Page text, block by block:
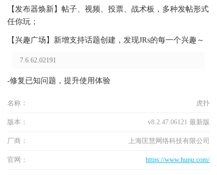
【发布器焕新】帖子、视频、投票、战术板，多种发帖形式
任你玩；
【兴趣广场】新增支持话题创建，发现JRs的每一个兴趣～
7.6.62.02191
-修复已知问题，提升使用体验
名称： 虎扑
版本： v8.2.47.06121 最新版
厂商： 上海匡慧网络科技有限公司
官网： https://www.hupu.com/